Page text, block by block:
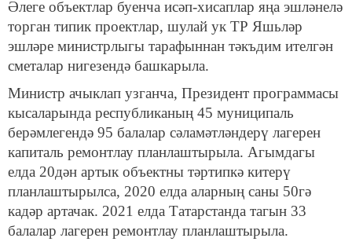
Әлеге объектлар буенча исәп-хисаплар яңа эшләнелә
торган типик проектлар, шулай ук ТР Яшьләр
эшләре министрлыгы тарафыннан тәкъдим ителгән
сметалар нигезендә башкарыла.
Министр ачыклап узганча, Президент программасы
кысаларында республиканың 45 муниципаль
берәмлегендә 95 балалар сәламәтләндерү лагерен
капиталь ремонтлау планлаштырыла. Агымдагы
елда 20дән артык объектны тәртипкә китерү
планлаштырылса, 2020 елда аларның саны 50гә
кадәр артачак. 2021 елда Татарстанда тагын 33
балалар лагерен ремонтлау планлаштырыла.